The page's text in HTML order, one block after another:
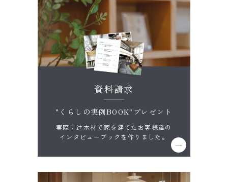
資料請求
"くらしの実例BOOK"プレゼント
実際に辻木材で家を建てたお客様達の
インタビューブックを作りました。